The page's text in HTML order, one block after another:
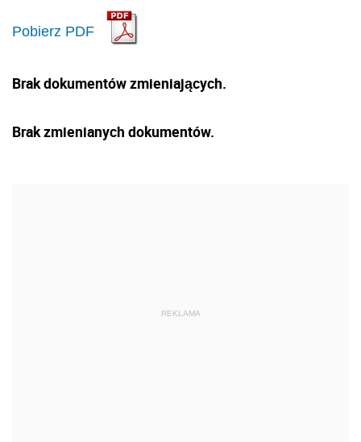
Pobierz PDF
Brak dokumentów zmieniających.
Brak zmienianych dokumentów.